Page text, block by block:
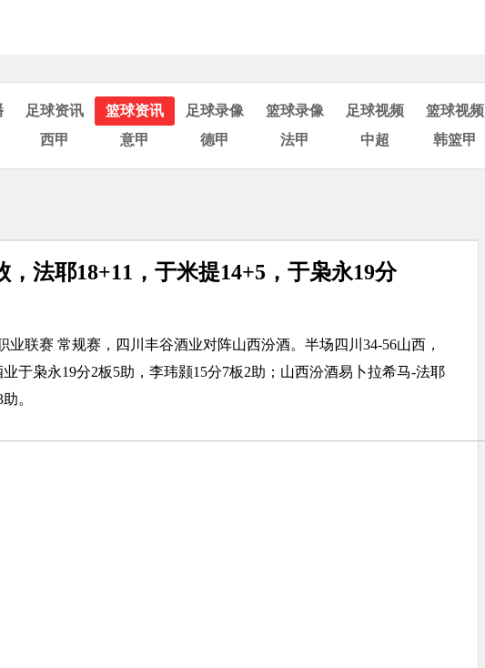
足球资讯 篮球资讯 足球录像 篮球录像 足球视频
篮球视频
西甲 意甲 德甲 法甲 中超 韩篮甲
，法耶18+11，于米提14+5，于枭永19分
业联赛 常规赛，四川丰谷酒业对阵山西汾酒。半场四川34-56山西，
于枭永19分2板5助，李玮颢15分7板2助；山西汾酒易卜拉希马-法耶
。